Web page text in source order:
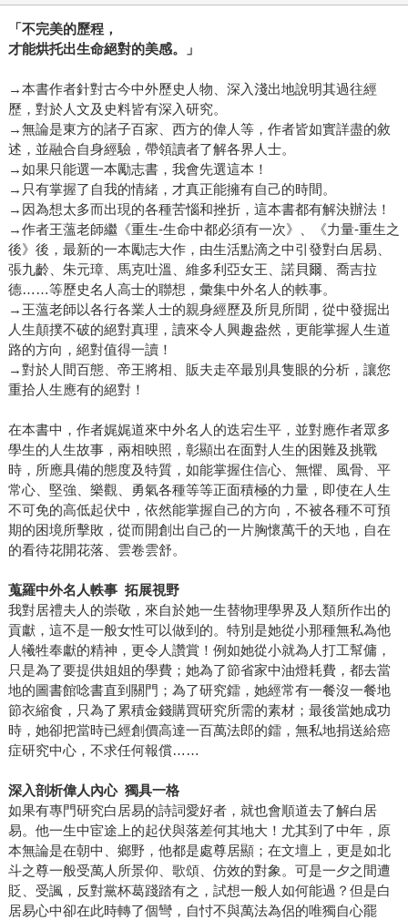
「不完美的歷程，
才能烘托出生命絕對的美感。」
→本書作者針對古今中外歷史人物、深入淺出地說明其過往經
歷，對於人文及史料皆有深入研究。
→無論是東方的諸子百家、西方的偉人等，作者皆如實詳盡的敘
述，並融合自身經驗，帶領讀者了解各界人士。
→如果只能選一本勵志書，我會先選這本！
→只有掌握了自我的情緒，才真正能擁有自己的時間。
→因為想太多而出現的各種苦惱和挫折，這本書都有解決辦法！
→作者王薀老師繼《重生-生命中都必須有一次》、《力量-重生之
後》後，最新的一本勵志大作，由生活點滴之中引發對白居易、
張九齡、朱元璋、馬克吐溫、維多利亞女王、諾貝爾、喬吉拉
德……等歷史名人高士的聯想，彙集中外名人的軼事。
→王薀老師以各行各業人士的親身經歷及所見所聞，從中發掘出
人生顛撲不破的絕對真理，讀來令人興趣盎然，更能掌握人生道
路的方向，絕對值得一讀！
→對於人間百態、帝王將相、販夫走卒最別具隻眼的分析，讓您
重拾人生應有的絕對！
在本書中，作者娓娓道來中外名人的迭宕生平，並對應作者眾多
學生的人生故事，兩相映照，彰顯出在面對人生的困難及挑戰
時，所應具備的態度及特質，如能掌握住信心、無懼、風骨、平
常心、堅強、樂觀、勇氣各種等等正面積極的力量，即使在人生
不可免的高低起伏中，依然能掌握自己的方向，不被各種不可預
期的困境所擊敗，從而開創出自己的一片胸懷萬千的天地，自在
的看待花開花落、雲卷雲舒。
蒐羅中外名人軼事 拓展視野
我對居禮夫人的崇敬，來自於她一生替物理學界及人類所作出的
貢獻，這不是一般女性可以做到的。特別是她從小那種無私為他
人犧牲奉獻的精神，更令人讚賞！例如她從小就為人打工幫傭，
只是為了要提供姐姐的學費；她為了節省家中油燈耗費，都去當
地的圖書館唸書直到關門；為了研究鐳，她經常有一餐沒一餐地
節衣縮食，只為了累積金錢購買研究所需的素材；最後當她成功
時，她卻把當時已經創價高達一百萬法郎的鐳，無私地捐送給癌
症研究中心，不求任何報償……
深入剖析偉人內心 獨具一格
如果有專門研究白居易的詩詞愛好者，就也會順道去了解白居
易。他一生中宦途上的起伏與落差何其地大！尤其到了中年，原
本無論是在朝中、鄉野，他都是處尊居顯；在文壇上，更是如北
斗之尊一般受萬人所景仰、歌頌、仿效的對象。可是一夕之間遭
貶、受諷，反對黨杯葛踐踏有之，試想一般人如何能過？但是白
居易心中卻在此時轉了個彎，自忖不與萬法為侶的唯獨自心罷